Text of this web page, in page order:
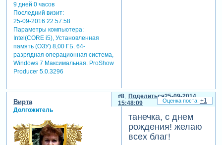
9 дней 0 часов
Последний визит:
25-09-2016 22:57:58
Параметры компьютера:
Intel(CORE i5), Установленная
память (ОЗУ) 8,00 ГБ. 64-
разрядная операционная система,
Windows 7 Максимальная. ProShow
Producer 5.0.3296
Поделиться
8
25-09-2014
15:48:09
Вирта
Долгожитель
танечка, с днем
рождения! желаю
всех благ!
+1